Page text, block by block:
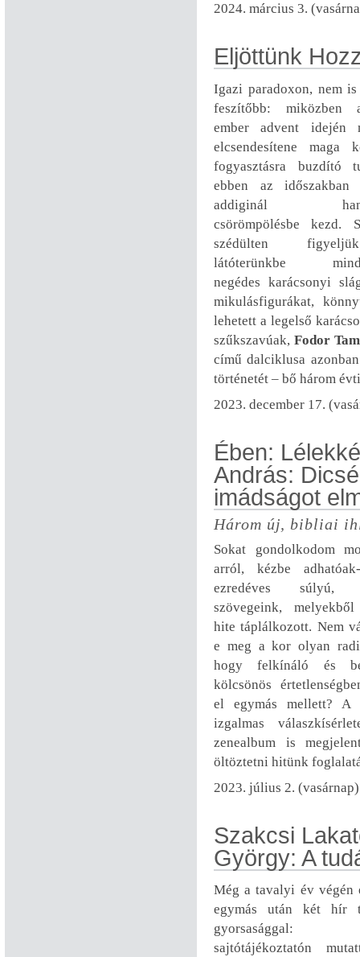
2024. március 3.
Eljöttünk
Igazi paradoxon, nem is
feszítőbb:
ember advent idején
elcsendesítene maga
fogyasztásra buzdító
ebben az időszakban
addiginál
csörömpölésbe kezd.
szédülten
látóterünkbe
negédes karácsonyi
mikulásfigurákat,
lehetett a legelső
szűkszavúak, Fodor
című dalciklusa
történetét – bő három
2023. december 17.
Ében:
András:
imádságot
Három új, bibliai
Sokat gondolkodom
arról, kézbe
ezredéves súlyú,
szövegeink,
hite táplálkozott. Nem
e meg a kor olyan
hogy felkínáló és
kölcsönös
el egymás mellett? A
izgalmas
zenealbum is
öltöztetni hitünk
2023. július 2.
Szakcsi
György: A
Még a tavalyi év végén
egymás után két hír
gyorsasággal:
sajtótájékoztatón